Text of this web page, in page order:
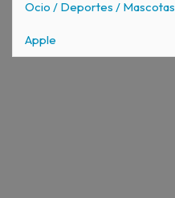
Ocio / Deportes / Mascotas
Apple